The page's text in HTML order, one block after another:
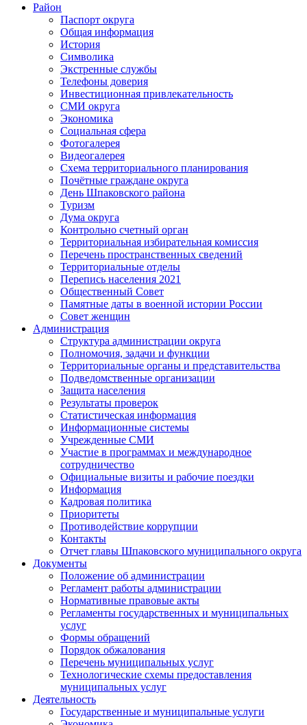
Район
Паспорт округа
Общая информация
История
Символика
Экстренные службы
Телефоны доверия
Инвестиционная привлекательность
СМИ округа
Экономика
Социальная сфера
Фотогалерея
Видеогалерея
Схема территориального планирования
Почётные граждане округа
День Шпаковского района
Туризм
Дума округа
Контрольно счетный орган
Территориальная избирательная комиссия
Перечень пространственных сведений
Территориальные отделы
Перепись населения 2021
Общественный Совет
Памятные даты в военной истории России
Совет женщин
Администрация
Структура администрации округа
Полномочия, задачи и функции
Территориальные органы и представительства
Подведомственные организации
Защита населения
Результаты проверок
Статистическая информация
Информационные системы
Учрежденные СМИ
Участие в программах и международное
сотрудничество
Официальные визиты и рабочие поездки
Информация
Кадровая политика
Приоритеты
Противодействие коррупции
Контакты
Отчет главы Шпаковского муниципального округа
Документы
Положение об администрации
Регламент работы администрации
Нормативные правовые акты
Регламенты государственных и муниципальных
услуг
Формы обращений
Порядок обжалования
Перечень муниципальных услуг
Технологические схемы предоставления
муниципальных услуг
Деятельность
Государственные и муниципальные услуги